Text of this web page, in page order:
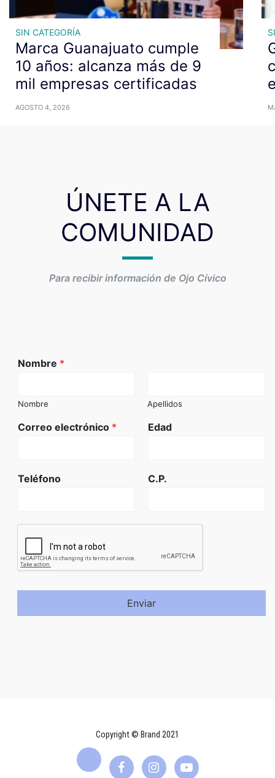
SIN CATEGORÍA
Marca Guanajuato cumple
10 años: alcanza más de 9
mil empresas certificadas
AGOSTO 4, 2026
ÚNETE A LA
COMUNIDAD
Para recibir información de Ojo Cívico
Nombre *
Nombre Apellidos
Correo electrónico * Edad
Teléfono C.P.
Enviar
Copyright © Brand 2021